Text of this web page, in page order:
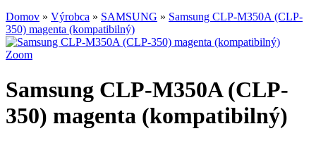
Domov » Výrobca » SAMSUNG » Samsung CLP-M350A (CLP-
350) magenta (kompatibilný)
Zoom
Samsung CLP-M350A (CLP-
350) magenta (kompatibilný)